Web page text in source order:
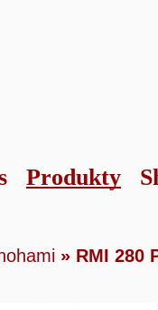
Produkty
» RMI 280
nohami »